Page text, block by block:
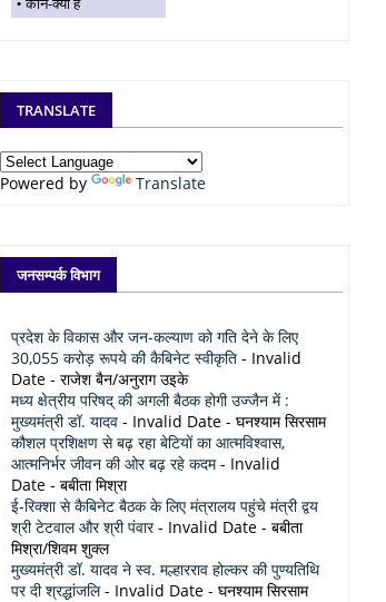
TRANSLATE
Powered by Translate
जनसम्पर्क विभाग
प्रदेश के विकास और जन-कल्याण को गति देने के लिए
30,055 करोड़ रूपये की कैबिनेट स्वीकृति - Invalid
Date - राजेश बैन/अनुराग उइके
मध्य क्षेत्रीय परिषद् की अगली बैठक होगी उज्जैन में :
मुख्यमंत्री डॉ. यादव - Invalid Date - घनश्याम सिरसाम
कौशल प्रशिक्षण से बढ़ रहा बेटियों का आत्मविश्वास,
आत्मनिर्भर जीवन की ओर बढ़ रहे कदम- Invalid
Date - बबीता मिश्रा
ई-रिक्शा से कैबिनेट बैठक के लिए मंत्रालय पहुंचे मंत्री द्वय
श्री टेटवाल और श्री पंवार- Invalid Date - बबीता
मिश्रा/शिवम शुक्ल
मुख्यमंत्री डॉ. यादव ने स्व. मल्हारराव होल्कर की पुण्यतिथि
पर दी श्रद्धांजलि- Invalid Date - घनश्याम सिरसाम